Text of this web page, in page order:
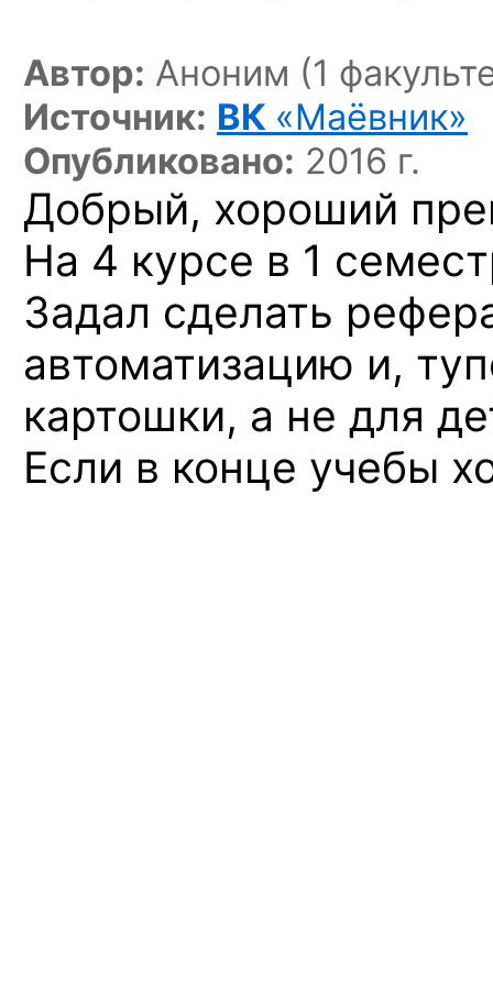
Автор: Аноним (1
Источник: ВК «Маёвник»
Опубликовано: 2016 г.
Добрый, хороший
На 4 курсе в 1
Задал сделать
автоматизацию и,
картошки, а не для
Если в конце учебы